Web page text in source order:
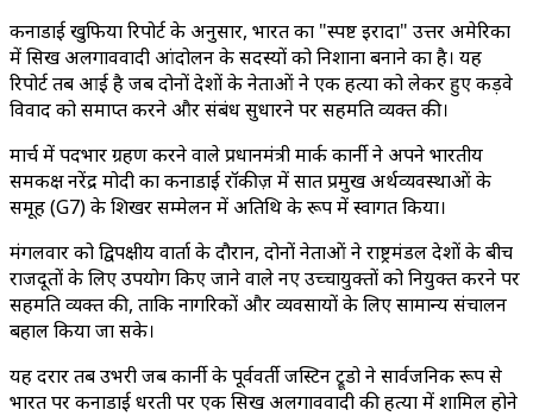
कनाडाई खुफिया रिपोर्ट के अनुसार, भारत का "स्पष्ट इरादा" उत्तर अमेरिका
में सिख अलगाववादी आंदोलन के सदस्यों को निशाना बनाने का है। यह
रिपोर्ट तब आई है जब दोनों देशों के नेताओं ने एक हत्या को लेकर हुए कड़वे
विवाद को समाप्त करने और संबंध सुधारने पर सहमति व्यक्त की।
मार्च में पदभार ग्रहण करने वाले प्रधानमंत्री मार्क कार्नी ने अपने भारतीय
समकक्ष नरेंद्र मोदी का कनाडाई रॉकीज़ में सात प्रमुख अर्थव्यवस्थाओं के
समूह (G7) के शिखर सम्मेलन में अतिथि के रूप में स्वागत किया।
मंगलवार को द्विपक्षीय वार्ता के दौरान, दोनों नेताओं ने राष्ट्रमंडल देशों के बीच
राजदूतों के लिए उपयोग किए जाने वाले नए उच्चायुक्तों को नियुक्त करने पर
सहमति व्यक्त की, ताकि नागरिकों और व्यवसायों के लिए सामान्य संचालन
बहाल किया जा सके।
यह दरार तब उभरी जब कार्नी के पूर्ववर्ती जस्टिन ट्रूडो ने सार्वजनिक रूप से
भारत पर कनाडाई धरती पर एक सिख अलगाववादी की हत्या में शामिल होने